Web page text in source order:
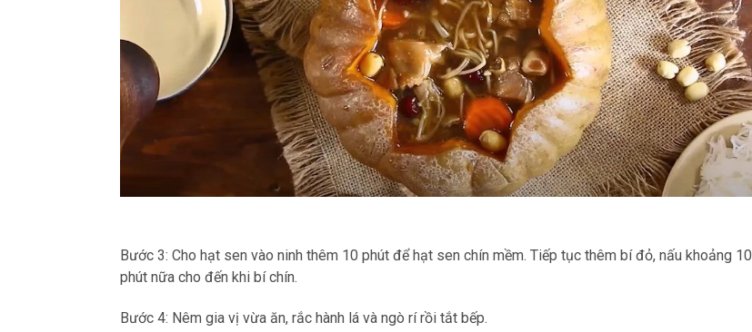
Bước 3: Cho hạt sen vào ninh thêm 10 phút để hạt sen chín mềm. Tiếp tục thêm bí đỏ, nấu khoảng 10
phút nữa cho đến khi bí chín.
Bước 4: Nêm gia vị vừa ăn, rắc hành lá và ngò rí rồi tắt bếp.